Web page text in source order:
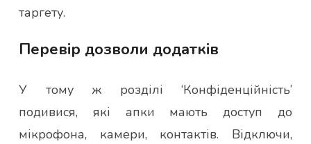
таргету.
Перевір дозволи додатків
У тому ж розділі ‘Конфіденційність’
подивися, які апки мають доступ до
мікрофона, камери, контактів. Відключи,